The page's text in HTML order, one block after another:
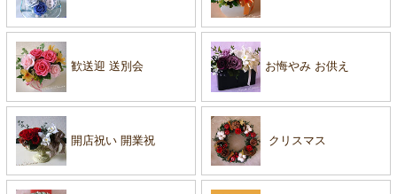
歓送迎 送別会 お悔やみ お供え
開店祝い 開業祝 クリスマス